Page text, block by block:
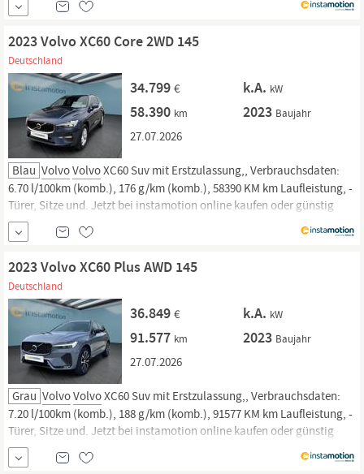
Garantie, 14 Tage Rückgaberecht und Lieferung vor die Haustür. Jetzt
2023 Volvo XC60 Core 2WD 145
Deutschland
34.799 € k.A. kW
58.390 km 2023 Baujahr
27.07.2026
Blau VolvoVolvoXC60 Suv mit Erstzulassung,, Verbrauchsdaten:
6.70 l/100km (komb.), 176 g/km (komb.), 58390 KM km Laufleistung, -
Türer, Sitze und. Jetzt bei instamotion online kaufen oder günstig
finanzieren. Nur geprüfte Fahrzeuge mit Garantie, 14 Tage
Rückgaberecht und Lieferung vor die Haustür. Jetzt informieren!
2023 Volvo XC60 Plus AWD 145
Deutschland
36.849 € k.A. kW
91.577 km 2023 Baujahr
27.07.2026
Grau VolvoVolvoXC60 Suv mit Erstzulassung,, Verbrauchsdaten:
7.20 l/100km (komb.), 188 g/km (komb.), 91577 KM km Laufleistung, -
Türer, Sitze und. Jetzt bei instamotion online kaufen oder günstig
finanzieren. Nur geprüfte Fahrzeuge mit Garantie, 14 Tage
Rückgaberecht und Lieferung vor die Haustür. Jetzt informieren!